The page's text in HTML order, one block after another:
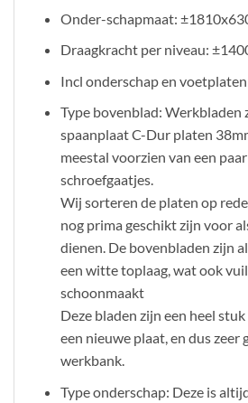
Onder-schapmaat:
Draagkracht per niveau:
Incl onderschap en
Type bovenblad: Werkbladen
spaanplaat C-Dur platen
meestal voorzien van een
schroefgaatjes.
Wij sorteren de platen op
nog prima geschikt zijn voor
dienen. De bovenbladen zijn
een witte toplaag, wat ook
schoonmaakt
Deze bladen zijn een heel
een nieuwe plaat, en dus zeer
werkbank.
Type onderschap: Deze is